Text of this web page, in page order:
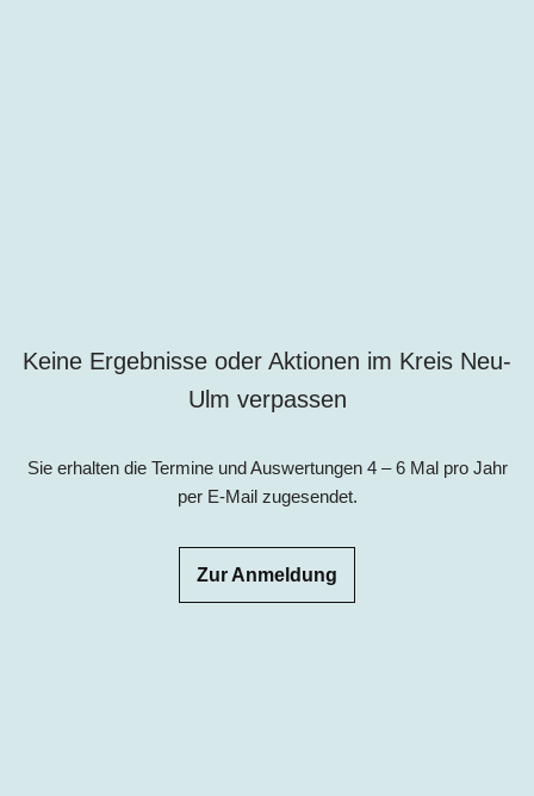
Keine Ergebnisse oder Aktionen im Kreis Neu-
Ulm verpassen
Sie erhalten die Termine und Auswertungen 4 – 6 Mal pro Jahr
per E-Mail zugesendet.
Zur Anmeldung